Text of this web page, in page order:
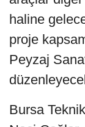
haline
proje
Peyzaj
Bursa